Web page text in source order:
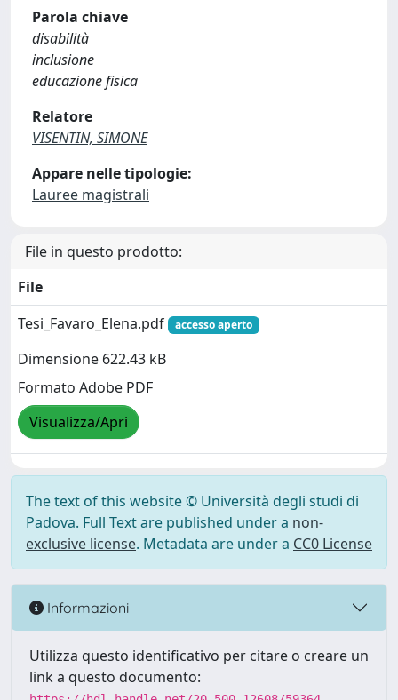
Parola chiave
disabilità
inclusione
educazione fisica
Relatore
VISENTIN, SIMONE
Appare nelle tipologie:
Lauree magistrali
File in questo prodotto:
File
Tesi_Favaro_Elena.pdf
accesso aperto
Dimensione 622.43 kB
Formato Adobe PDF
Visualizza/Apri
The text of this website © Università degli studi di
Padova. Full Text are published under a non-
exclusive license. Metadata are under a CC0 License
Informazioni
Utilizza questo identificativo per citare o creare un
link a questo documento: